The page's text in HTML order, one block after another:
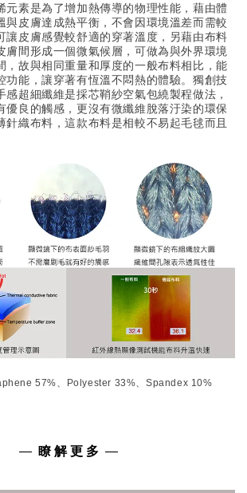
元素是為了增加熱傳導的物理性能，藉由體
與皮膚達成熱平衡，不會因環境溫差而需較
讓皮膚感覺較舒適的穿著溫度，另藉由布料
膚間形成一個微氣候層，可做為與外界環境
，故與相同重量和厚度的一般布料相比，能
功能，讓穿著有恆溫不悶熱的體驗。獨創技
感超細纖維是採芯鞘紗空氣包繞製程做法，
優良的觸感，更沒有微纖維脫落汙染的環保
針織布料，這款布料是相較不易起毛毬而且
57%、Polyester 33%、Spandex 10%
— 瞭 解 更 多 —